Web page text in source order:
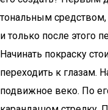
тональным средством,
и только после этого
Начинать покраску
переходить к глазам.
подвижное веко. По